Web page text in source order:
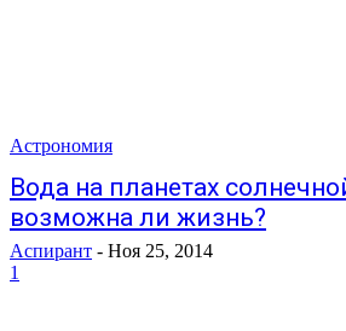
Астрономия
Вода на планетах
возможна ли жизнь?
Аспирант - Ноя 25, 2014
1